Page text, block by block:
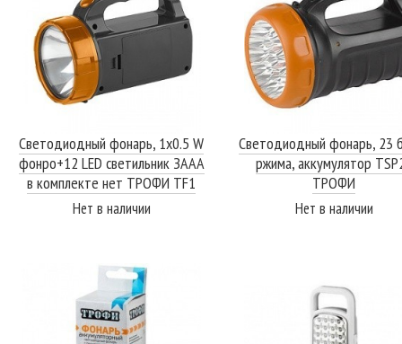
Светодиодный фонарь, 1х0.5 W
фонро+12 LED светильник ЗААА
в комплекте нет ТРОФИ TF1
Нет в наличии
Светодиодный фонарь, 23
ржима, аккумулятор
ТРОФИ
Нет в наличии